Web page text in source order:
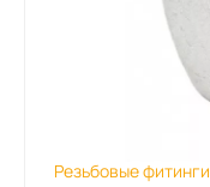
Резьбовые фитинги